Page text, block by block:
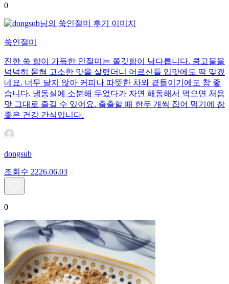
0
쑥인절미
진한 쑥 향이 가득한 인절미는 쫄깃함이 남다릅니다. 콩고물을
넉넉히 묻혀 고소한 맛을 살렸더니 어르신들 입맛에도 딱 맞겠
네요. 너무 달지 않아 커피나 따뜻한 차와 곁들이기에도 참 좋
습니다. 냉동실에 소분해 두었다가 자연 해동해서 먹으면 처음
맛 그대로 즐길 수 있어요. 출출할 때 한두 개씩 집어 먹기에 참
좋은 건강 간식입니다.
dongsub
조회수 2226.06.03
0